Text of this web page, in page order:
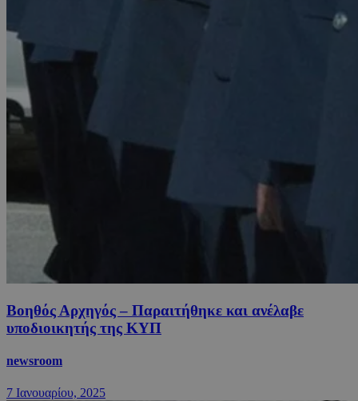
Βοηθός Αρχηγός – Παραιτήθηκε και ανέλαβε
υποδιοικητής της ΚΥΠ
newsroom
7 Ιανουαρίου, 2025